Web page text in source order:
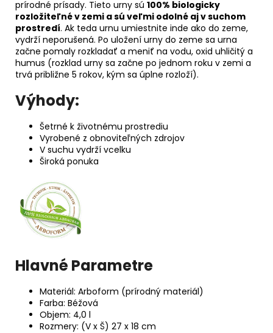
prírodné prísady. Tieto urny sú 100% biologicky
rozložiteľné v zemi a sú veľmi odolné aj v suchom
prostredí. Ak teda urnu umiestnite inde ako do zeme,
vydrží neporušená. Po uložení urny do zeme sa urna
začne pomaly rozkladať a meniť na vodu, oxid uhličitý a
humus (rozklad urny sa začne po jednom roku v zemi a
trvá približne 5 rokov, kým sa úplne rozloží).
Výhody:
Šetrné k životnému prostrediu
Vyrobené z obnoviteľných zdrojov
V suchu vydrží vcelku
Široká ponuka
Hlavné Parametre
Materiál: Arboform (prírodný materiál)
Farba: Béžová
Objem: 4,0 l
Rozmery: (V x Š) 27 x 18 cm